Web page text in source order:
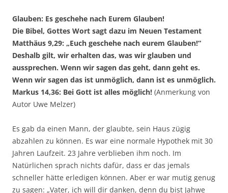
Glauben: Es geschehe nach Eurem Glauben!
Die Bibel, Gottes Wort sagt dazu im Neuen Testament
Matthäus 9,29: „Euch geschehe nach eurem Glauben!“
Deshalb gilt, wir erhalten das, was wir glauben und
aussprechen. Wenn wir sagen das geht, dann geht es.
Wenn wir sagen das ist unmöglich, dann ist es unmöglich.
Markus 14,36: Bei Gott ist alles möglich! (Anmerkung von
Autor Uwe Melzer)
Es gab da einen Mann, der glaubte, sein Haus zügig
abzahlen zu können. Es war eine normale Hypothek mit 30
Jahren Laufzeit. 23 Jahre verblieben ihm noch. Im
Natürlichen sprach nichts dafür, dass er das jemals
schneller hätte erledigen können. Aber er war mutig genug
zu sagen: „Vater, ich will dir danken, denn du bist Jahwe